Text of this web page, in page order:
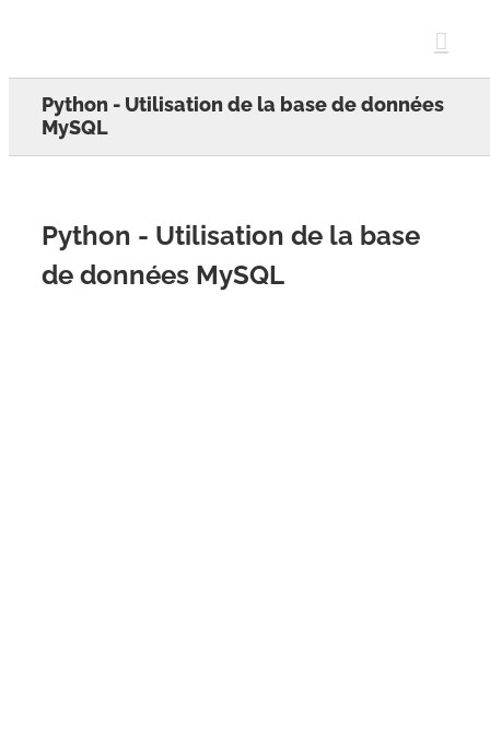
Python - Utilisation de la base de données
MySQL
Python - Utilisation de la base
de données MySQL